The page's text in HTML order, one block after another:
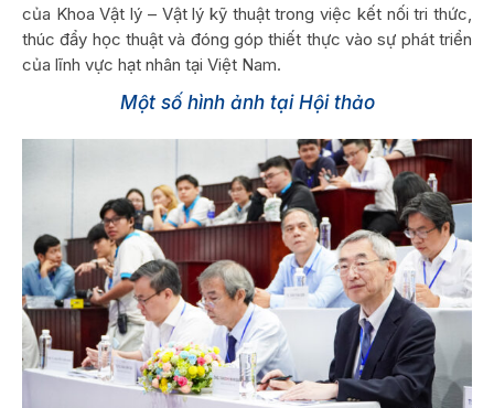
của Khoa Vật lý – Vật lý kỹ thuật trong việc kết nối tri thức,
thúc đẩy học thuật và đóng góp thiết thực vào sự phát triển
của lĩnh vực hạt nhân tại Việt Nam.
Một số hình ảnh tại Hội thảo